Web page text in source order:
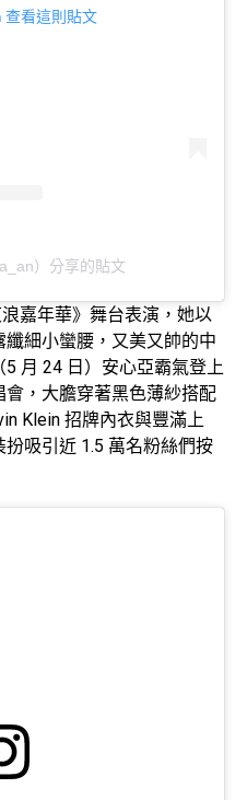
看這則貼文
）分享的貼文
嘉年華》舞台表演，她以
細小蠻腰，又美又帥的中
月 24 日）安心亞霸氣登上
會，大膽穿著黑色薄紗搭配
Klein 招牌內衣與豐滿上
吸引近 1.5 萬名粉絲們按